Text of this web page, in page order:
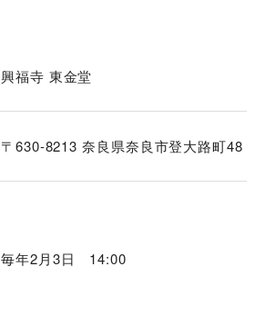
興福寺 東金堂
〒630-8213 奈良県奈良市登大路町48
毎年2月3日 14:00